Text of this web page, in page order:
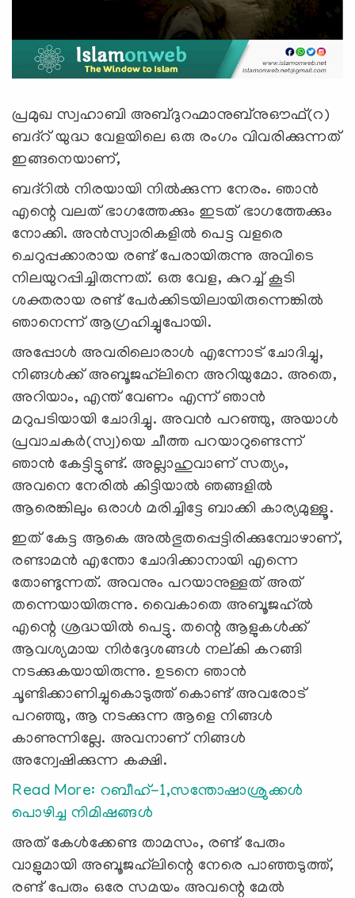
പ്രമുഖ സ്വഹാബി അബ്ദുറഹ്മാനുബ്നുഔഫ്(റ)
ബദ്റ് യുദ്ധ വേളയിലെ ഒരു രംഗം വിവരിക്കുന്നത്
ഇങ്ങനെയാണ്,
ബദ്റില്‍ നിരയായി നില്‍ക്കുന്ന നേരം. ഞാന്‍
എന്റെ വലത് ഭാഗത്തേക്കും ഇടത് ഭാഗത്തേക്കും
നോക്കി. അന്‍സ്വാരികളില്‍ പെട്ട വളരെ
ചെറുപ്പക്കാരായ രണ്ട് പേരായിരുന്നു അവിടെ
നിലയുറപ്പിച്ചിരുന്നത്. ഒരു വേള, കുറച്ച് കൂടി
ശക്തരായ രണ്ട് പേര്‍ക്കിടയിലായിരുന്നെങ്കില്‍
ഞാനെന്ന് ആഗ്രഹിച്ചുപോയി.
അപ്പോള്‍ അവരിലൊരാള്‍ എന്നോട് ചോദിച്ചു,
നിങ്ങള്‍ക്ക് അബൂജഹ്‍ലിനെ അറിയുമോ. അതെ,
അറിയാം, എന്ത് വേണം എന്ന് ഞാന്‍
മറുപടിയായി ചോദിച്ചു. അവന്‍ പറഞ്ഞു, അയാള്‍
പ്രവാചകര്‍(സ്വ)യെ ചീത്ത പറയാറുണ്ടെന്ന്
ഞാന്‍ കേട്ടിട്ടുണ്ട്. അല്ലാഹുവാണ് സത്യം,
അവനെ നേരില്‍ കിട്ടിയാല്‍ ഞങ്ങളില്‍
ആരെങ്കിലും ഒരാള്‍ മരിച്ചിട്ടേ ബാക്കി കാര്യമുള്ളൂ.
ഇത് കേട്ട ആകെ അല്‍ഭുതപ്പെട്ടിരിക്കുമ്പോഴാണ്,
രണ്ടാമന്‍ എന്തോ ചോദിക്കാനായി എന്നെ
തോണ്ടുന്നത്. അവനും പറയാനുള്ളത് അത്
തന്നെയായിരുന്നു. വൈകാതെ അബൂജഹ്‍ല്‍
എന്റെ ശ്രദ്ധയില്‍ പെട്ടു. തന്റെ ആളുകള്‍ക്ക്
ആവശ്യമായ നിര്‍ദ്ദേശങ്ങള്‍ നല്കി കറങ്ങി
നടക്കുകയായിരുന്നു. ഉടനെ ഞാന്‍
ചൂണ്ടിക്കാണിച്ചുകൊടുത്ത് കൊണ്ട് അവരോട്
പറഞ്ഞു, ആ നടക്കുന്ന ആളെ നിങ്ങള്‍
കാണുന്നില്ലേ. അവനാണ് നിങ്ങള്‍
അന്വേഷിക്കുന്ന കക്ഷി.
Read More: റബീഹ്-1,സന്തോഷാശ്രുക്കള്‍
പൊഴിച്ച നിമിഷങ്ങള്‍
അത് കേള്‍ക്കേണ്ട താമസം, രണ്ട് പേരും
വാളുമായി അബൂജഹ്‍ലിന്റെ നേരെ പാഞ്ഞടുത്ത്,
രണ്ട് പേരും ഒരേ സമയം അവന്റെ മേല്‍